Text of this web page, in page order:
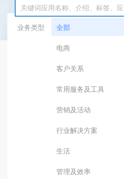
业务类型
全部
电商
客户关系
常用服务及工具
营销及活动
行业解决方案
生活
管理及效率